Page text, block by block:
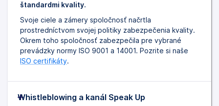
štandardmi kvality.
Svoje ciele a zámery spoločnosť načrtla
prostredníctvom svojej politiky zabezpečenia kvality.
Okrem toho spoločnosť zabezpečila pre vybrané
prevádzky normy ISO 9001 a 14001. Pozrite si naše
ISO certifikáty.
Whistleblowing a kanál Speak Up